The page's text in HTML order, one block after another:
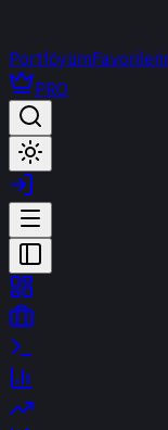
Portföyüm
PRO